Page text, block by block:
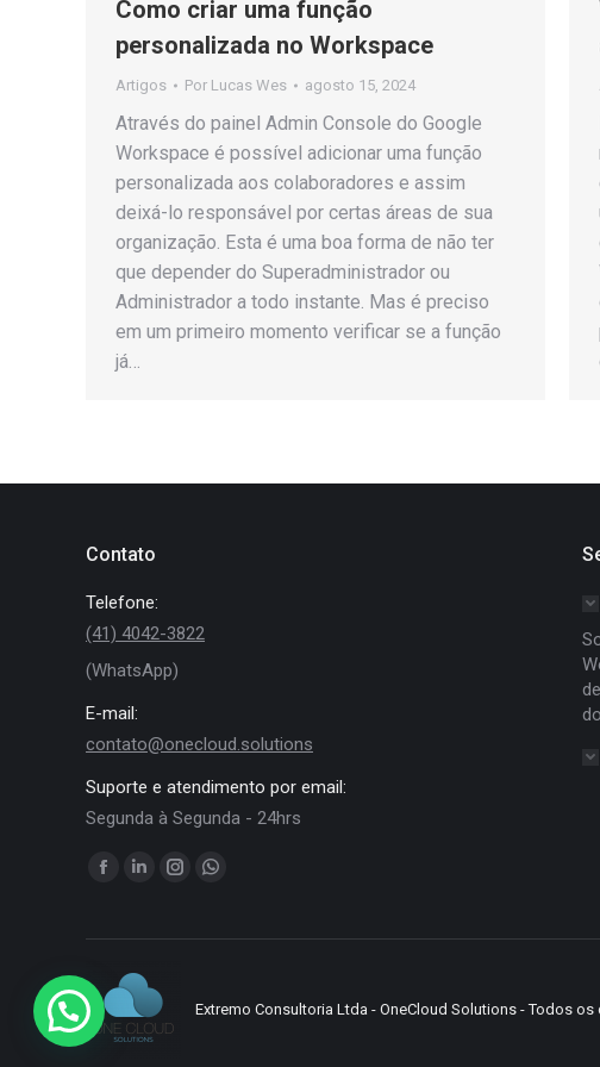
Como criar uma função
personalizada no Workspace
Artigos Por Lucas Wes agosto 15, 2024
Através do painel Admin Console do Google
Workspace é possível adicionar uma função
personalizada aos colaboradores e assim
deixá-lo responsável por certas áreas de sua
organização. Esta é uma boa forma de não ter
que depender do Superadministrador ou
Administrador a todo instante. Mas é preciso
em um primeiro momento verificar se a função
já…
Contato
Telefone:
(41) 4042-3822
(WhatsApp)
E-mail:
contato@onecloud.solutions
Suporte e atendimento por email:
Segunda à Segunda - 24hrs
Encontre-nos em:
Facebook
opens
new
window
Linkedin
opens
in
new
window
Instagram
opens
new
window
Whatsapp
opens
new
Extremo Consultoria Ltda - OneCloud Solutions - Todos